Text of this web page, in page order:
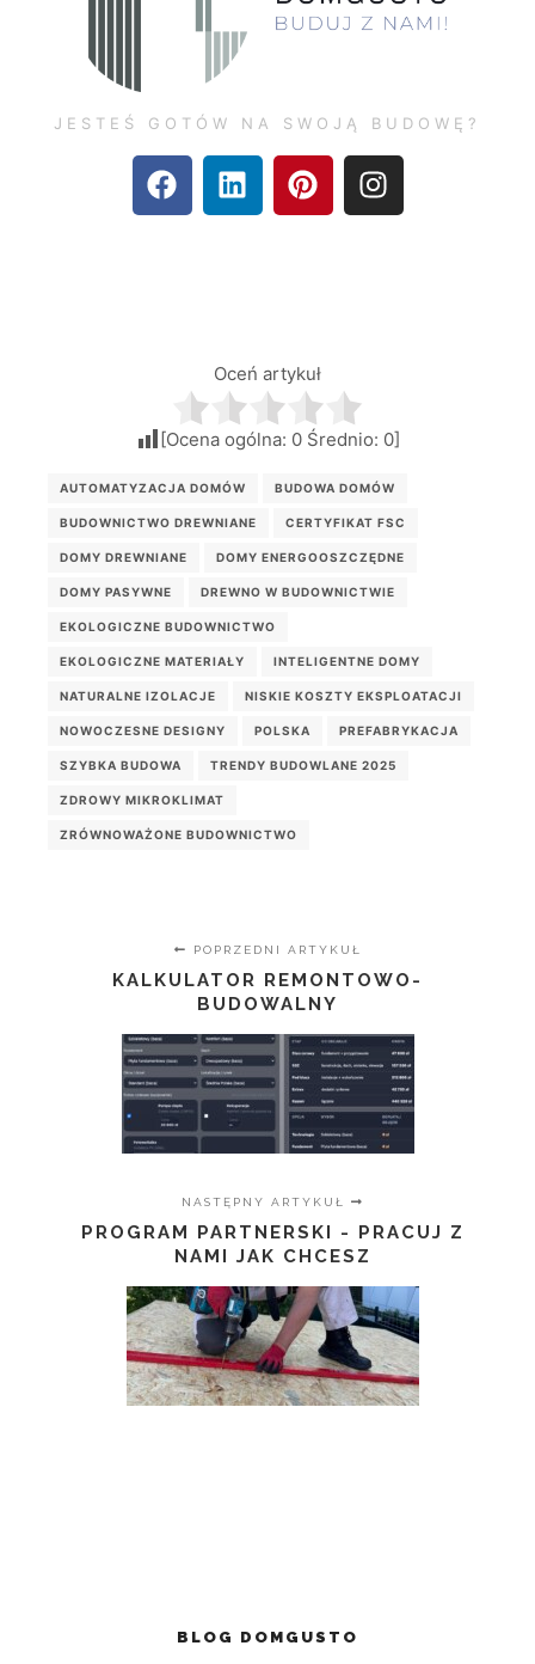
JESTEŚ GOTÓW NA SWOJĄ BUDOWĘ?
Oceń artykuł
[Ocena ogólna: 0Średnio: 0]
AUTOMATYZACJA DOMÓW BUDOWA DOMÓW
BUDOWNICTWO DREWNIANE CERTYFIKAT FSC
DOMY DREWNIANE DOMY ENERGOOSZCZĘDNE
DOMY PASYWNE DREWNO W BUDOWNICTWIE
EKOLOGICZNE BUDOWNICTWO
EKOLOGICZNE MATERIAŁY INTELIGENTNE DOMY
NATURALNE IZOLACJE NISKIE KOSZTY EKSPLOATACJI
NOWOCZESNE DESIGNY POLSKA PREFABRYKACJA
SZYBKA BUDOWA TRENDY BUDOWLANE 2025
ZDROWY MIKROKLIMAT
ZRÓWNOWAŻONE BUDOWNICTWO
POPRZEDNI ARTYKUŁ
KALKULATOR REMONTOWO-
BUDOWALNY
NASTĘPNY ARTYKUŁ
PROGRAM PARTNERSKI - PRACUJ Z
NAMI JAK CHCESZ
BLOG DOMGUSTO